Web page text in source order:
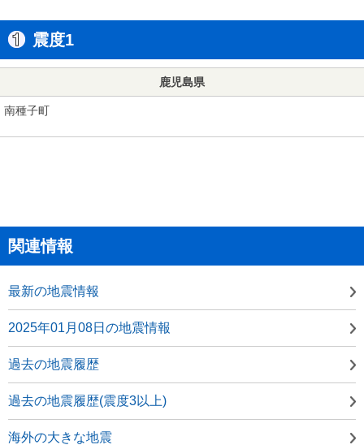
震度1
鹿児島県
南種子町
関連情報
最新の地震情報
2025年01月08日の地震情報
過去の地震履歴
過去の地震履歴(震度3以上)
海外の大きな地震